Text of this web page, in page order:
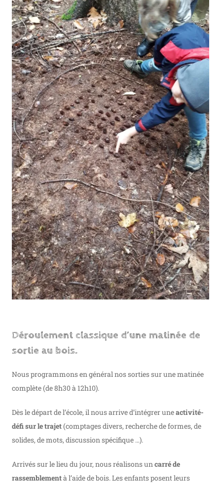
Déroulement classique d’une matinée de
sortie au bois.
Nous programmons en général nos sorties sur une matinée
complète (de 8h30 à 12h10).
Dès le départ de l’école, il nous arrive d’intégrer uneactivité-
défi sur le trajet(comptages divers, recherche de formes, de
solides, de mots, discussion spécifique …).
Arrivés sur le lieu du jour, nous réalisons un carré de
rassemblementà l’aide de bois. Les enfants posent leurs